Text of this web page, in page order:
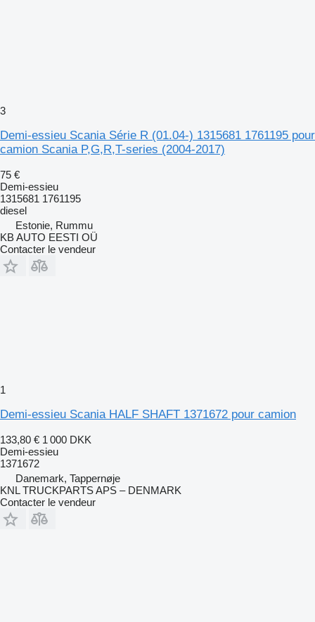
3
Demi-essieu Scania Série R (01.04-) 1315681 1761195 pour
camion Scania P,G,R,T-series (2004-2017)
75 €
Demi-essieu
1315681 1761195
diesel
Estonie, Rummu
KB AUTO EESTI OÜ
Contacter le vendeur
1
Demi-essieu Scania HALF SHAFT 1371672 pour camion
133,80 € 1 000 DKK
Demi-essieu
1371672
Danemark, Tappernøje
KNL TRUCKPARTS APS – DENMARK
Contacter le vendeur